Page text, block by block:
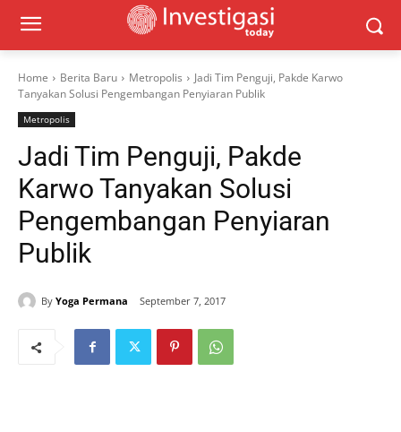
Home Berita Baru Metropolis
Jadi Tim Penguji, Pakde Karwo
Tanyakan Solusi Pengembangan Penyiaran Publik
Metropolis
Jadi Tim Penguji, Pakde
Karwo Tanyakan Solusi
Pengembangan Penyiaran
Publik
By Yoga Permana September 7, 2017